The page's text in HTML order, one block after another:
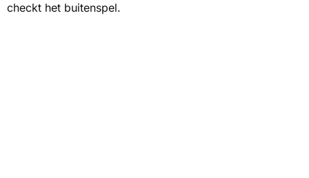
checkt het buitenspel.